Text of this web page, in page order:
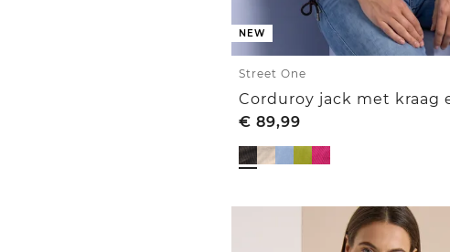
NEW
Street One
€ 89,99